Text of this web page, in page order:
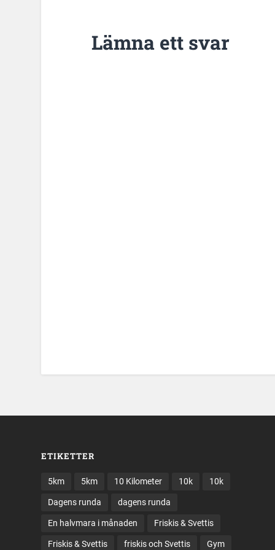
Lämna ett svar
ETIKETTER
5km 5km 10 Kilometer 10k 10k
Dagens runda dagens runda
En halvmara i månaden Friskis & Svettis
Friskis & Svettis friskis och Svettis Gym